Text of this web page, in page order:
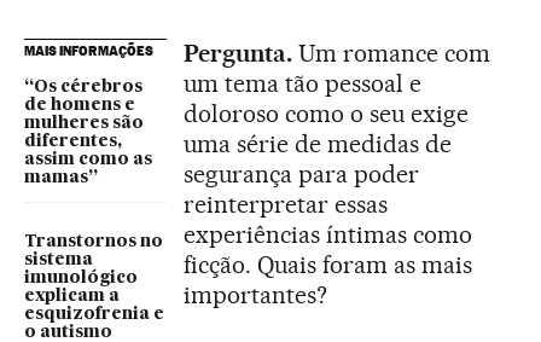
MAIS INFORMAÇÕES
“Os cérebros
de homens e
mulheres são
diferentes,
assim como as
mamas”
Transtornos no
sistema
imunológico
explicam a
esquizofrenia e
o autismo
Pergunta.Um romance com
um tema tão pessoal e
doloroso como o seu exige
uma série de medidas de
segurança para poder
reinterpretar essas
experiências íntimas como
ficção. Quais foram as mais
importantes?